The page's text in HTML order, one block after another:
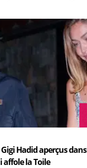
Hadid aperçus
affole la Toile